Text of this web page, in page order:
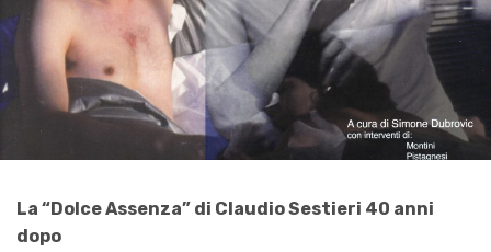
La “Dolce Assenza” di Claudio Sestieri 40 anni
dopo